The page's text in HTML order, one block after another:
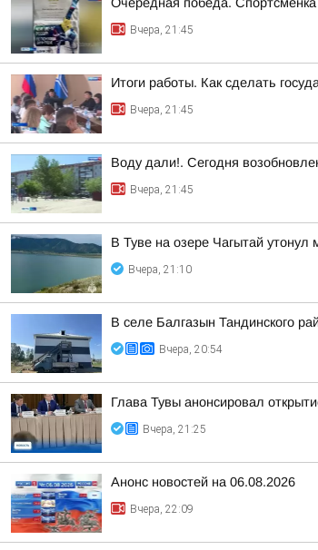
Вчера, 21:45
Итоги работы. Как сделать
Вчера, 21:45
Воду дали!. Сегодня
Вчера, 21:45
В Туве на озере Чагытай утонул
Вчера, 21:10
В селе Балгазын Тандинского
Вчера, 20:54
Глава Тувы анонсировал
Вчера, 21:25
Анонс новостей на 06.08.2026
Вчера, 22:09